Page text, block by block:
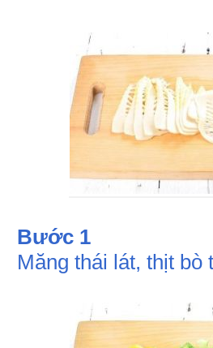
Bước 1
Măng thái lát, thịt bò